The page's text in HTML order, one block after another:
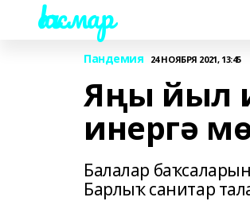
Һаҡмар
Пандемия 24 НОЯБРЯ 2021, 13:45
Яңы йыл
инергә
Балалар
Барлыҡ санитар